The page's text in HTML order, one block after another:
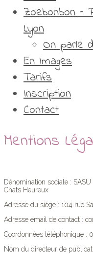
Zoebonbon –
Lyon
On parle
En Images
Tarifs
Inscription
Contact
Mentions
Dénomination sociale :
Chats Heureux
Adresse du siège : 104 rue
Adresse email de contact :
Coordonnées téléphonique :
Nom du directeur de